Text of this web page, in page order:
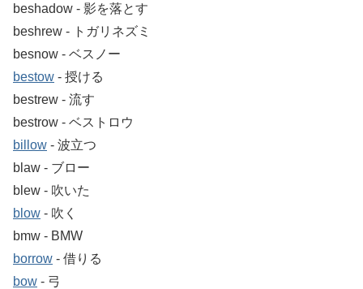
beshadow ‐ 影を落とす
beshrew ‐ トガリネズミ
besnow ‐ ベスノー
bestow ‐ 授ける
bestrew ‐ 流す
bestrow ‐ ベストロウ
billow ‐ 波立つ
blaw ‐ ブロー
blew ‐ 吹いた
blow ‐ 吹く
bmw ‐ BMW
borrow ‐ 借りる
bow ‐ 弓